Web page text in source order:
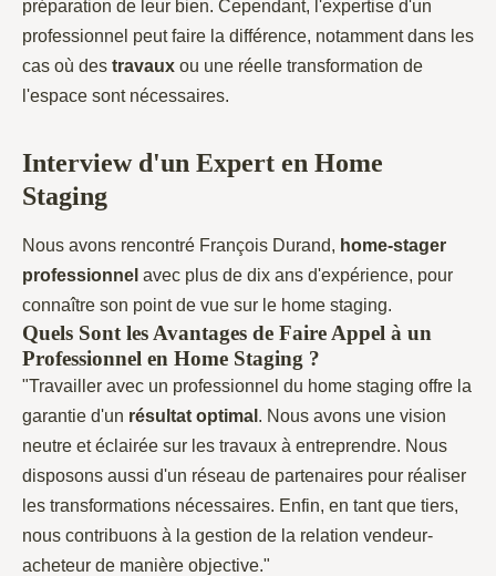
préparation de leur bien. Cependant, l'expertise d'un
professionnel peut faire la différence, notamment dans les
cas où des travaux ou une réelle transformation de
l'espace sont nécessaires.
Interview d'un Expert en Home
Staging
Nous avons rencontré François Durand, home-stager
professionnel avec plus de dix ans d'expérience, pour
connaître son point de vue sur le home staging.
Quels Sont les Avantages de Faire Appel à un
Professionnel en Home Staging ?
"Travailler avec un professionnel du home staging offre la
garantie d'un résultat optimal . Nous avons une vision
neutre et éclairée sur les travaux à entreprendre. Nous
disposons aussi d'un réseau de partenaires pour réaliser
les transformations nécessaires. Enfin, en tant que tiers,
nous contribuons à la gestion de la relation vendeur-
acheteur de manière objective."